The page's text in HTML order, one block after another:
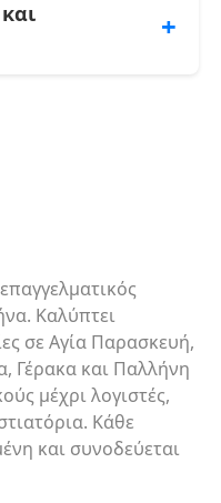
ή μικρά
Ανάμεσα
+
Ζητήστε
πριν παραδώσετε
Καλύπτει
σε Αγία Παρασκευή,
Γέρακα και Παλλήνη
μέχρι λογιστές,
Κάθε
και συνοδεύεται